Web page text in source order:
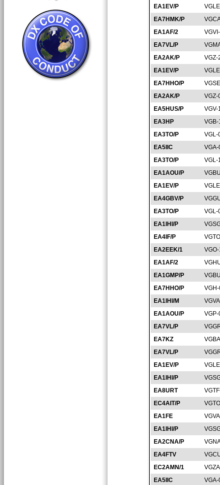
EA1EV/P
EA7HMK/P
EA1AF/2
EA7VL/P
EA2AK/P
VGZ-
EA1EV/P
EA7HHO/P
EA2AK/P
VGZ-
EA5HUS/P
VGV-
EA3HP
EA3TO/P
VGL-
EA5IIC
EA3TO/P
VGL-
EA1AOU/P
EA1EV/P
EA4GBV/P
EA3TO/P
VGL-
EA1IHI/P
EA4IF/P
EA2EEK/1
EA1AF/2
EA1GMP/P
EA7HHO/P
EA1IHI/M
EA1AOU/P
EA7VL/P
EA7KZ
EA7VL/P
EA1EV/P
EA1IHI/P
EA8URT
EC4AIT/P
EA1FE
EA1IHI/P
EA2CNA/P
EA4FTV
EC2AMN/1
EA5IIC